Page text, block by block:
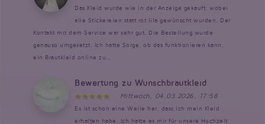
Das Kleid wurde wie in der Anzeige gekauft, wobei
alle Stickereien statt rot lila gewünscht wurden. Der
Kontakt mit dem Service war sehr gut. Die Bestellung wurde
genauso umgesetzt. Ich hatte Sorge, ob das funktionieren kann,
ein Brautkleid online zu...
Bewertung zu Wunschbrautkleid
Mittwoch, 04.03.2026, 17:58
Es ist schon eine Weile her, dass ich mein Kleid
erhalten habe. Ich hatte es mir für unsere Hochzeit